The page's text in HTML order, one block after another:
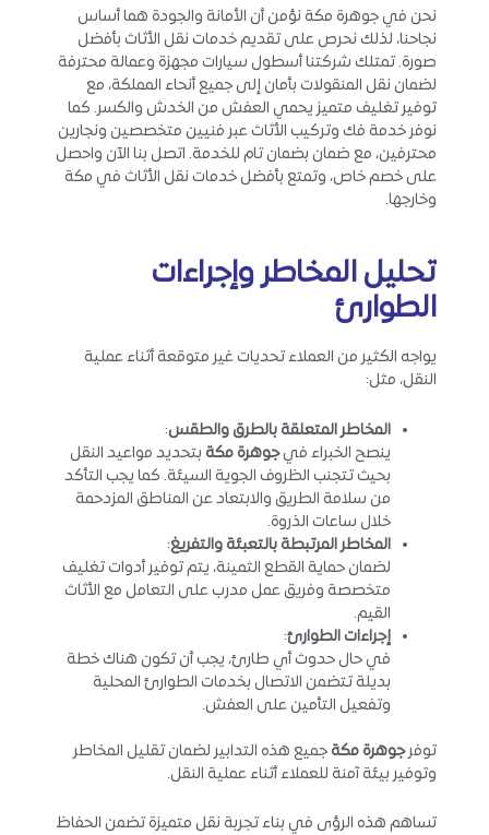
نحن في جوهرة مكة نؤمن أن الأمانة والجودة هما أساس
نجاحنا، لذلك نحرص على تقديم خدمات نقل الأثاث بأفضل
صورة. تمتلك شركتنا أسطول سيارات مجهزة وعمالة محترفة
لضمان نقل المنقولات بأمان إلى جميع أنحاء المملكة، مع
توفير تغليف متميز يحمي العفش من الخدش والكسر. كما
نوفر خدمة فك وتركيب الأثاث عبر فنيين متخصصين ونجارين
محترفين، مع ضمان بضمان تام للخدمة. اتصل بنا الآن واحصل
على خصم خاص، وتمتع بأفضل خدمات نقل الأثاث في مكة
وخارجها.
تحليل المخاطر وإجراءات
الطوارئ
يواجه الكثير من العملاء تحديات غير متوقعة أثناء عملية
النقل، مثل:
المخاطر المتعلقة بالطرق والطقس:
ينصح الخبراء فيجوهرة مكة بتحديد مواعيد النقل
بحيث تتجنب الظروف الجوية السيئة. كما يجب التأكد
من سلامة الطريق والابتعاد عن المناطق المزدحمة
خلال ساعات الذروة.
المخاطر المرتبطة بالتعبئة والتفريغ:
لضمان حماية القطع الثمينة، يتم توفير أدوات تغليف
متخصصة وفريق عمل مدرب على التعامل مع الأثاث
القيم.
إجراءات الطوارئ:
في حال حدوث أي طارئ، يجب أن تكون هناك خطة
بديلة تتضمن الاتصال بخدمات الطوارئ المحلية
وتفعيل التأمين على العفش.
توفرجوهرة مكة جميع هذه التدابير لضمان تقليل المخاطر
وتوفير بيئة آمنة للعملاء أثناء عملية النقل.
تساهم هذه الرؤى في بناء تجربة نقل متميزة تضمن الحفاظ